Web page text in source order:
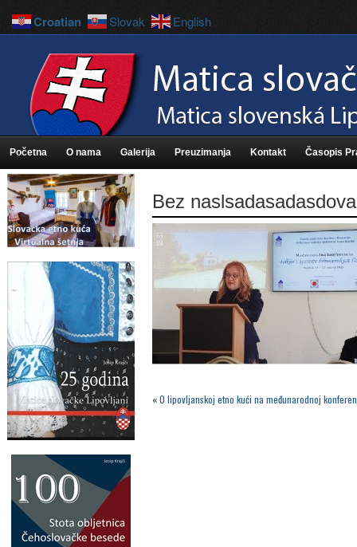
Početna O nama Galerija Preuzimanja Kontakt Časopis
Bez naslsadasadasdova
«O lipovljanskoj etno kući na međunarodnoj
Croatian Slovak English